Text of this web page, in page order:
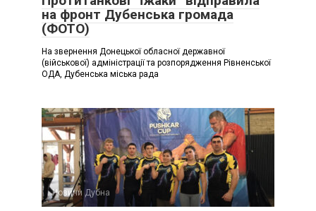
на фронт Дубенська громада
(ФОТО)
На звернення Донецької обласної державної
(військової) адміністрації та розпорядження Рівненської
ОДА, Дубенська міська рада
Новини Дубна